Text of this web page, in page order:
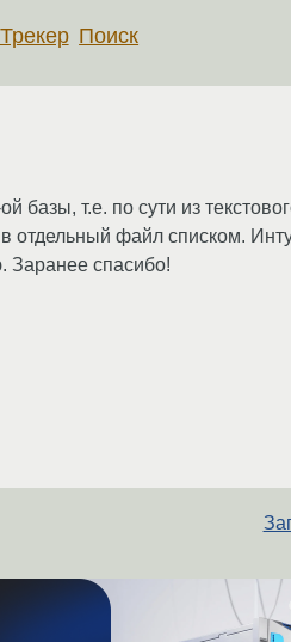
Трекер Поиск
т.е. по сути из
отдельный файл списком.
Заранее спасибо!